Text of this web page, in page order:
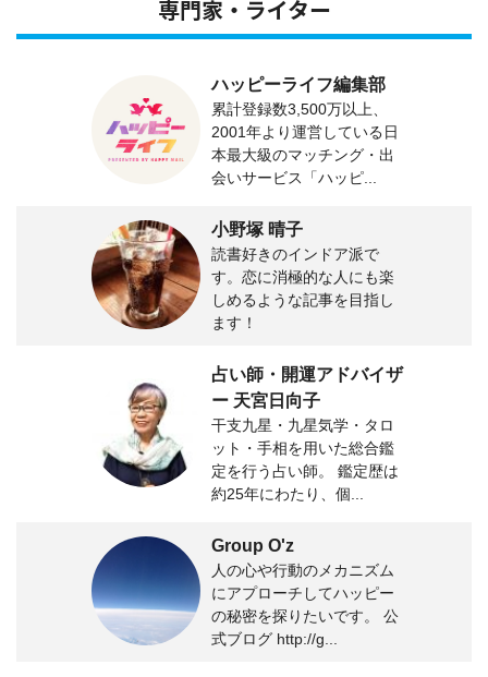
専門家・ライター
ハッピーライフ編集部
累計登録数3,500万以上、
2001年より運営している日
本最大級のマッチング・出
会いサービス「ハッピ...
小野塚 晴子
読書好きのインドア派で
す。恋に消極的な人にも楽
しめるような記事を目指し
ます！
占い師・開運アドバイザ
ー 天宮日向子
干支九星・九星気学・タロ
ット・手相を用いた総合鑑
定を行う占い師。 鑑定歴は
約25年にわたり、個...
Group O'z
人の心や行動のメカニズム
にアプローチしてハッピー
の秘密を探りたいです。 公
式ブログ http://g...